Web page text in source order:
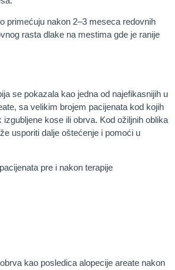
primećuju nakon 2–3 meseca redovnih
rasta dlake na mestima gde je ranije
se pokazala kao jedna od najefikasnijih u
sa velikim brojem pacijenata kod kojih
izgubljene kose ili obrva. Kod ožiljnih oblika
usporiti dalje oštećenje i pomoći u
pre i nakon terapije
kao posledica alopecije areate nakon